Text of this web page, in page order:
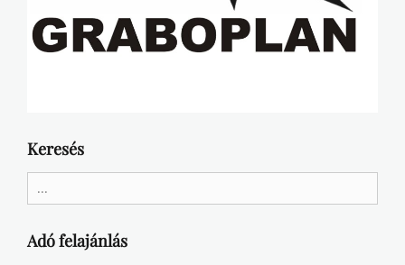
Keresés
for:
Adó felajánlás